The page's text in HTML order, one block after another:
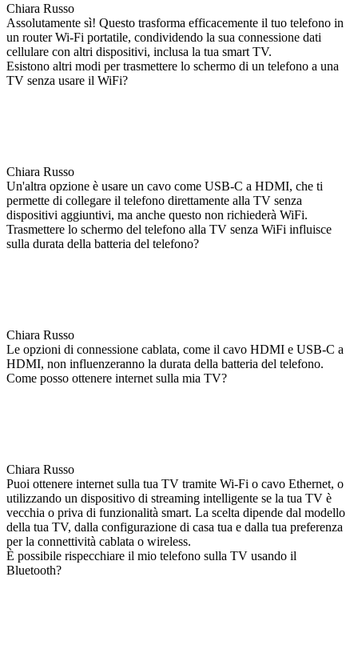
Chiara Russo
Assolutamente sì! Questo trasforma efficacemente il tuo telefono in
un router Wi-Fi portatile, condividendo la sua connessione dati
cellulare con altri dispositivi, inclusa la tua smart TV.
Esistono altri modi per trasmettere lo schermo di un telefono a una
TV senza usare il WiFi?
Chiara Russo
Un'altra opzione è usare un cavo come USB-C a HDMI, che ti
permette di collegare il telefono direttamente alla TV senza
dispositivi aggiuntivi, ma anche questo non richiederà WiFi.
Trasmettere lo schermo del telefono alla TV senza WiFi influisce
sulla durata della batteria del telefono?
Chiara Russo
Le opzioni di connessione cablata, come il cavo HDMI e USB-C a
HDMI, non influenzeranno la durata della batteria del telefono.
Come posso ottenere internet sulla mia TV?
Chiara Russo
Puoi ottenere internet sulla tua TV tramite Wi-Fi o cavo Ethernet, o
utilizzando un dispositivo di streaming intelligente se la tua TV è
vecchia o priva di funzionalità smart. La scelta dipende dal modello
della tua TV, dalla configurazione di casa tua e dalla tua preferenza
per la connettività cablata o wireless.
È possibile rispecchiare il mio telefono sulla TV usando il
Bluetooth?